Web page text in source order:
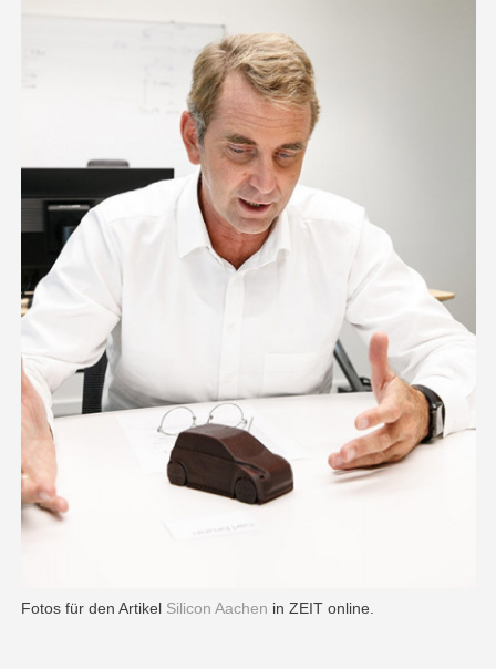
Fotos für den Artikel Silicon Aachen in ZEIT online.